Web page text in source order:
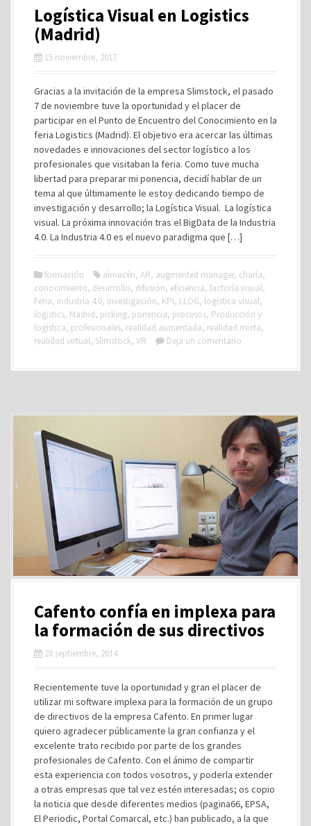
Logística Visual en Logistics
(Madrid)
15 noviembre, 2017
Gracias a la invitación de la empresa Slimstock, el pasado
7 de noviembre tuve la oportunidad y el placer de
participar en el Punto de Encuentro del Conocimiento en la
feria Logistics (Madrid). El objetivo era acercar las últimas
novedades e innovaciones del sector logístico a los
profesionales que visitaban la feria. Como tuve mucha
libertad para preparar mi ponencia, decidí hablar de un
tema al que últimamente le estoy dedicando tiempo de
investigación y desarrollo; la Logística Visual. La logística
visual. La próxima innovación tras el BigData de la Industria
4.0. La Industria 4.0 es el nuevo paradigma que […]
formación almacén, AR, augmented manager, charla,
conocimiento, desarrollo, difusión, eficiencia, factoría visual,
Feria, industria 4.0, investigación, KPI, LLOG, logística visual,
logistics, Madrid, picking, ponencia, procesos, Producción y
logística, profesionales, realidad aumentada, realidad mixta,
realidad virtual, Slimstock, VR Deja un comentario
Cafento confía en implexa para
la formación de sus directivos
28 septiembre, 2014
Recientemente tuve la oportunidad y gran el placer de
utilizar mi software implexa para la formación de un grupo
de directivos de la empresa Cafento. En primer lugar
quiero agradecer públicamente la gran confianza y el
excelente trato recibido por parte de los grandes
profesionales de Cafento. Con el ánimo de compartir
esta experiencia con todos vosotros, y poderla extender
a otras empresas que tal vez estén interesadas; os copio
la noticia que desde diferentes medios (pagina66, EPSA,
El Periodic, Portal Comarcal, etc.) han publicado, a la que